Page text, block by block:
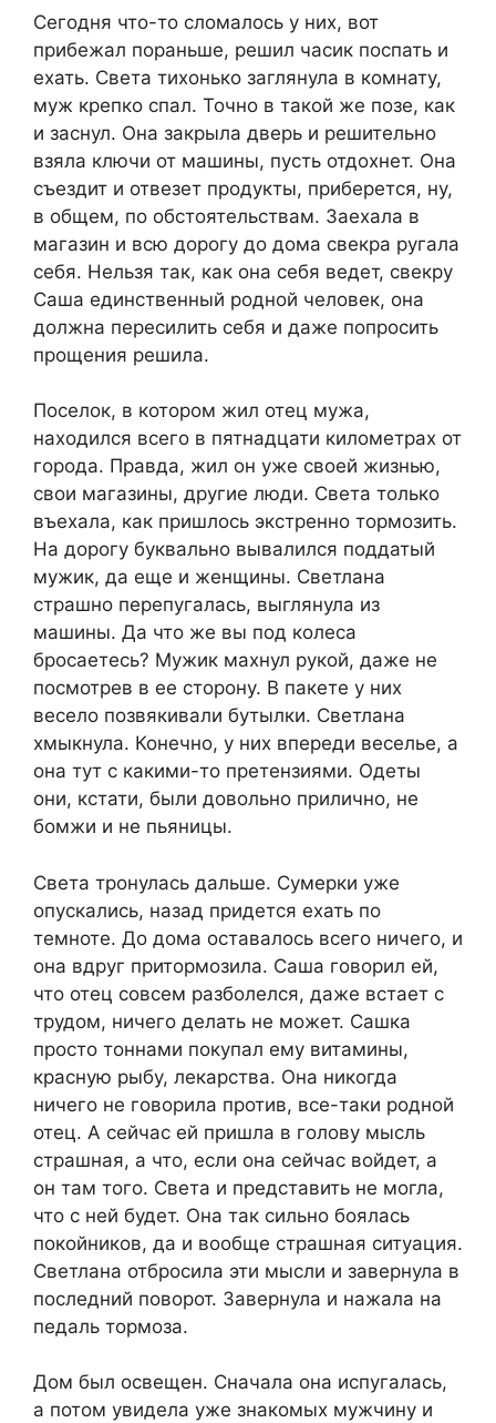
Сегодня что-то сломалось у них, вот
прибежал пораньше, решил часик поспать и
ехать. Света тихонько заглянула в комнату,
муж крепко спал. Точно в такой же позе, как
и заснул. Она закрыла дверь и решительно
взяла ключи от машины, пусть отдохнет. Она
съездит и отвезет продукты, приберется, ну,
в общем, по обстоятельствам. Заехала в
магазин и всю дорогу до дома свекра ругала
себя. Нельзя так, как она себя ведет, свекру
Саша единственный родной человек, она
должна пересилить себя и даже попросить
прощения решила.
Поселок, в котором жил отец мужа,
находился всего в пятнадцати километрах от
города. Правда, жил он уже своей жизнью,
свои магазины, другие люди. Света только
въехала, как пришлось экстренно тормозить.
На дорогу буквально вывалился поддатый
мужик, да еще и женщины. Светлана
страшно перепугалась, выглянула из
машины. Да что же вы под колеса
бросаетесь? Мужик махнул рукой, даже не
посмотрев в ее сторону. В пакете у них
весело позвякивали бутылки. Светлана
хмыкнула. Конечно, у них впереди веселье, а
она тут с какими-то претензиями. Одеты
они, кстати, были довольно прилично, не
бомжи и не пьяницы.
Света тронулась дальше. Сумерки уже
опускались, назад придется ехать по
темноте. До дома оставалось всего ничего, и
она вдруг притормозила. Саша говорил ей,
что отец совсем разболелся, даже встает с
трудом, ничего делать не может. Сашка
просто тоннами покупал ему витамины,
красную рыбу, лекарства. Она никогда
ничего не говорила против, все-таки родной
отец. А сейчас ей пришла в голову мысль
страшная, а что, если она сейчас войдет, а
он там того. Света и представить не могла,
что с ней будет. Она так сильно боялась
покойников, да и вообще страшная ситуация.
Светлана отбросила эти мысли и завернула в
последний поворот. Завернула и нажала на
педаль тормоза.
Дом был освещен. Сначала она испугалась,
а потом увидела уже знакомых мужчину и